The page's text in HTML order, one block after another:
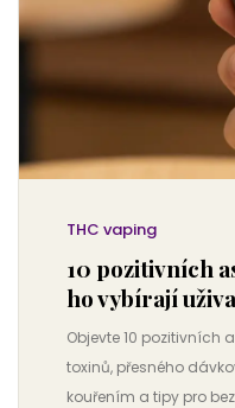
THC vaping
10 pozitivních
ho vybírají
Objevte 10 pozitivních
toxinů, přesného
kouřením a tipy pro